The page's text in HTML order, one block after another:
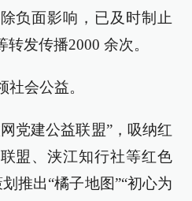
负面影响，已及时制止
发传播2000 余次。
社会公益。
党建公益联盟”，吸纳红
盟、浃江知行社等红色
推出“橘子地图”“初心为